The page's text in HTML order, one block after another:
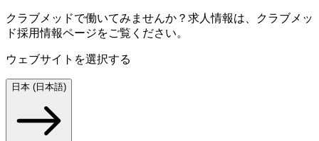
クラブメッドで働いてみませんか？求人情報は、クラブメッ
ド採用情報ページをご覧ください。
ウェブサイトを選択する
日本 (日本語)